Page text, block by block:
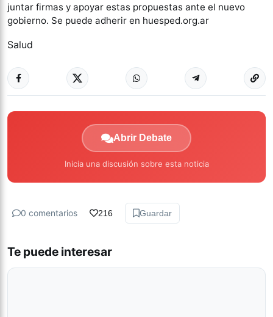
juntar firmas y apoyar estas propuestas ante el nuevo
gobierno. Se puede adherir en huesped.org.ar
Salud
Abrir Debate
Inicia una discusión sobre esta noticia
0 comentarios 216 Guardar
Te puede interesar